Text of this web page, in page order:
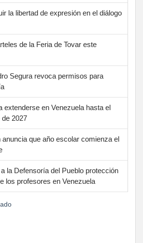
la libertad de expresión en el diálogo
de la Feria de Tovar este
Segura revoca permisos para
extenderse en Venezuela hasta el
2027
anuncia que año escolar comienza el
la Defensoría del Pueblo protección
los profesores en Venezuela